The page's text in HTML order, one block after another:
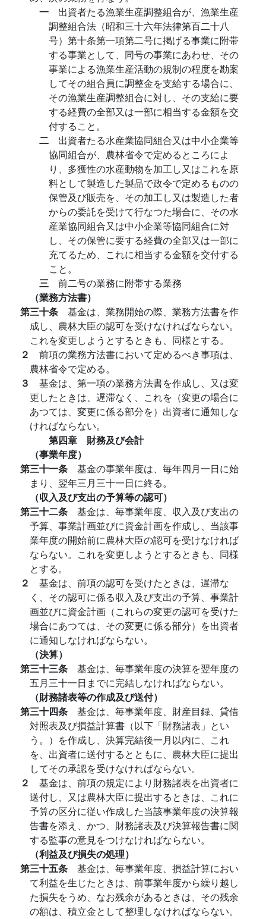
一 出資者たる漁業生産調整組合が、漁業生産
調整組合法（昭和三十六年法律第百二十八
号）第十条第一項第二号に掲げる事業に附帯
する事業として、同号の事業にあわせ、その
事業による漁業生産活動の規制の程度を勘案
してその組合員に調整金を支給する場合に、
その漁業生産調整組合に対し、その支給に要
する経費の全部又は一部に相当する金額を交
付すること。
二 出資者たる水産業協同組合又は中小企業等
協同組合が、農林省令で定めるところによ
り、多獲性の水産動物を加工し又はこれを原
料として製造した製品で政令で定めるものの
保管及び販売を、その加工し又は製造した者
からの委託を受けて行なつた場合に、その水
産業協同組合又は中小企業等協同組合に対
し、その保管に要する経費の全部又は一部に
充てるため、これに相当する金額を交付する
こと。
三 前二号の業務に附帯する業務
（業務方法書）
第三十条 基金は、業務開始の際、業務方法書を作
成し、農林大臣の認可を受けなければならない。
これを変更しようとするときも、同様とする。
２ 前項の業務方法書において定めるべき事項は、
農林省令で定める。
３ 基金は、第一項の業務方法書を作成し、又は変
更したときは、遅滞なく、これを（変更の場合に
あつては、変更に係る部分を）出資者に通知しな
ければならない。
第四章 財務及び会計
（事業年度）
第三十一条 基金の事業年度は、毎年四月一日に始
まり、翌年三月三十一日に終る。
（収入及び支出の予算等の認可）
第三十二条 基金は、毎事業年度、収入及び支出の
予算、事業計画並びに資金計画を作成し、当該事
業年度の開始前に農林大臣の認可を受けなければ
ならない。これを変更しようとするときも、同様
とする。
２ 基金は、前項の認可を受けたときは、遅滞な
く、その認可に係る収入及び支出の予算、事業計
画並びに資金計画（これらの変更の認可を受けた
場合にあつては、その変更に係る部分）を出資者
に通知しなければならない。
（決算）
第三十三条 基金は、毎事業年度の決算を翌年度の
五月三十一日までに完結しなければならない。
（財務諸表等の作成及び送付）
第三十四条 基金は、毎事業年度、財産目録、貸借
対照表及び損益計算書（以下「財務諸表」とい
う。）を作成し、決算完結後一月以内に、これ
を、出資者に送付するとともに、農林大臣に提出
してその承認を受けなければならない。
２ 基金は、前項の規定により財務諸表を出資者に
送付し、又は農林大臣に提出するときは、これに
予算の区分に従い作成した当該事業年度の決算報
告書を添え、かつ、財務諸表及び決算報告書に関
する監事の意見をつけなければならない。
（利益及び損失の処理）
第三十五条 基金は、毎事業年度、損益計算におい
て利益を生じたときは、前事業年度から繰り越し
た損失をうめ、なお残余があるときは、その残余
の額は、積立金として整理しなければならない。